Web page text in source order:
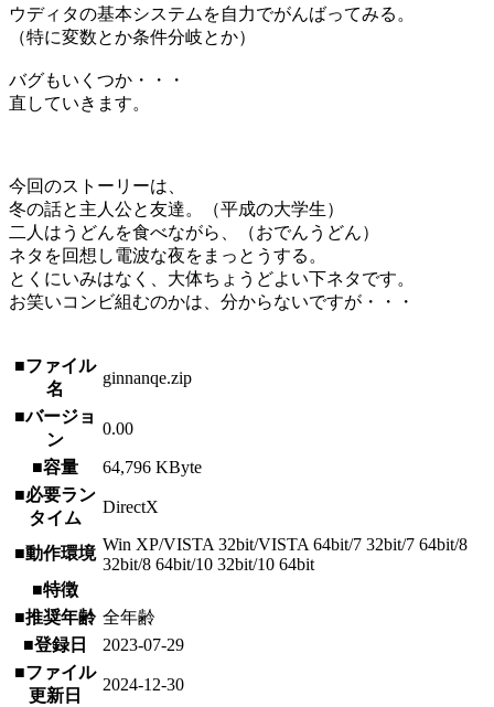
ウディタの基本システムを自力でがんばってみる。
（特に変数とか条件分岐とか）
バグもいくつか・・・
直していきます。
今回のストーリーは、
冬の話と主人公と友達。（平成の大学生）
二人はうどんを食べながら、（おでんうどん）
ネタを回想し電波な夜をまっとうする。
とくにいみはなく、大体ちょうどよい下ネタです。
お笑いコンビ組むのかは、分からないですが・・・
■ファイル
名
ginnanqe.zip
■バージョ
ン
0.00
■容量
64,796 KByte
■必要ラン
タイム
DirectX
■動作環境 Win XP/VISTA 32bit/VISTA 64bit/7 32bit/7 64bit/8
32bit/8 64bit/10 32bit/10 64bit
■特徴
■推奨年齢 全年齢
■登録日
2023-07-29
■ファイル
更新日
2024-12-30